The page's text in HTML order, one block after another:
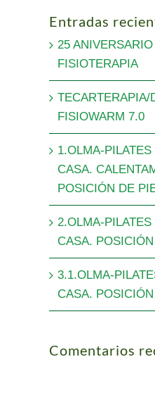
Entradas
25
FISIOTERAPIA
TECARTERAPIA/
FISIOWARM 7.0
1.OLMA-
CASA.
POSICIÓN DE
2.OLMA-
CASA.
3.1.OLMA-
CASA.
Comentarios